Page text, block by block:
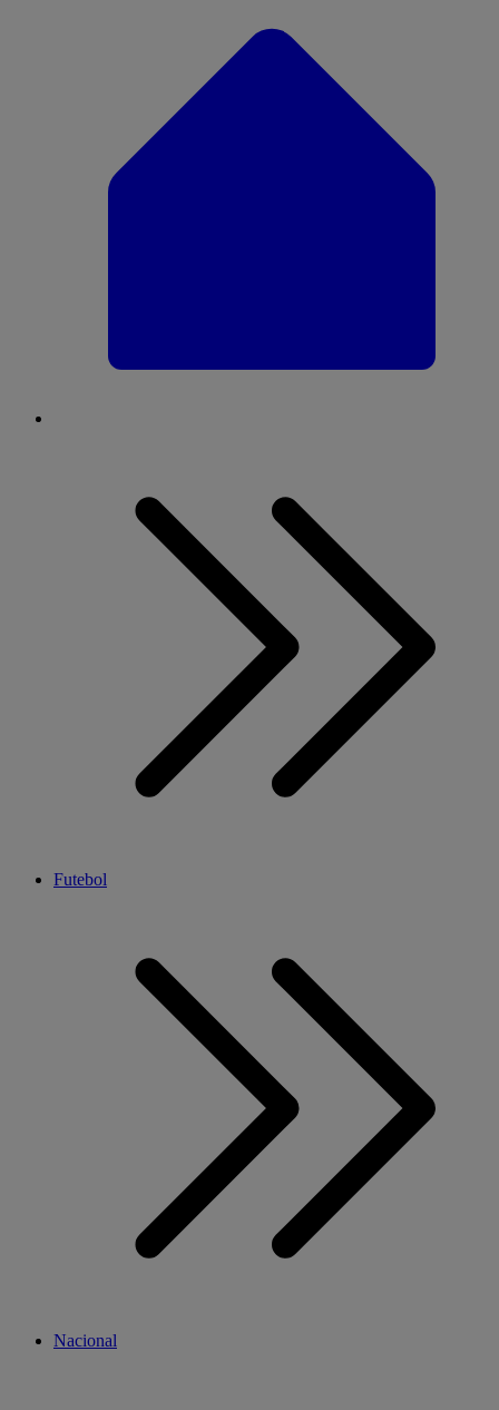
Futebol
Nacional